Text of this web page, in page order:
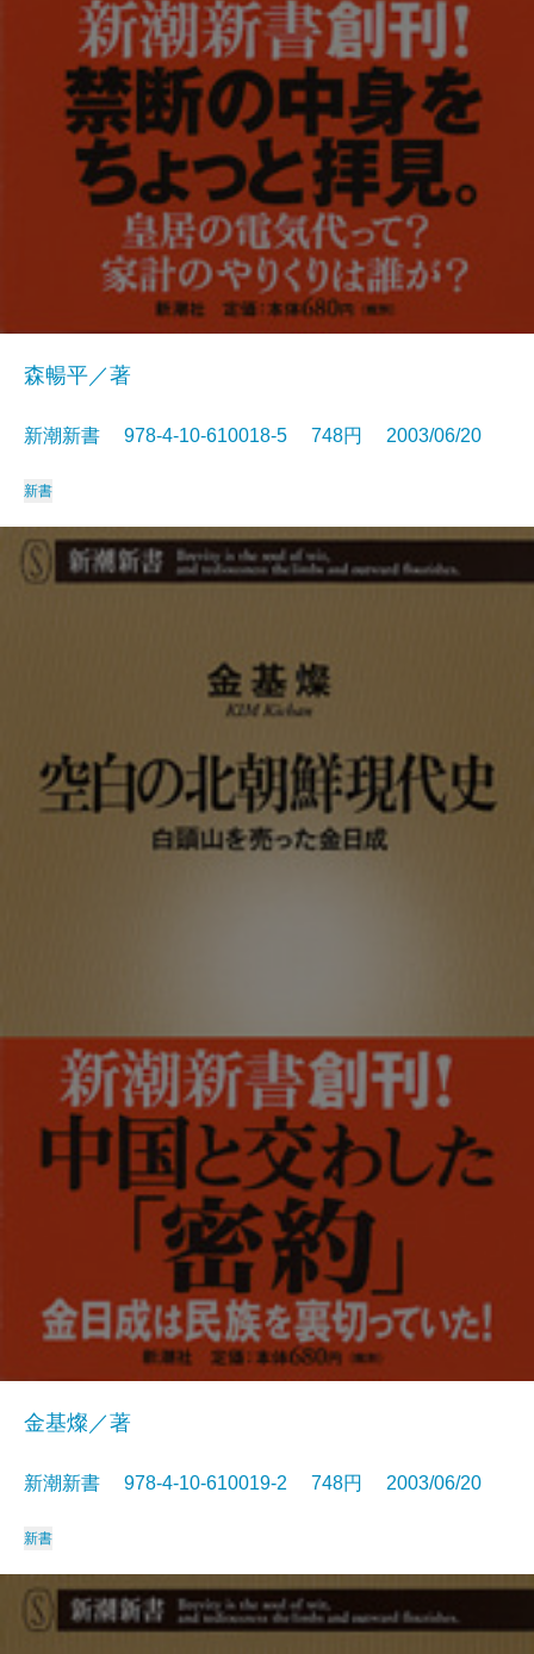
森暢平／著
新潮新書 978-4-10-610018-5 748円 2003/06/20
新書
金基燦／著
新潮新書 978-4-10-610019-2 748円 2003/06/20
新書